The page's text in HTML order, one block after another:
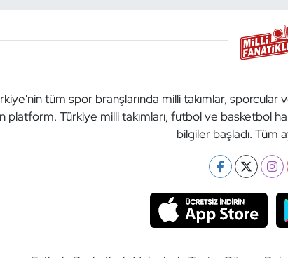
tüm spor branşlarında milli takımlar,
platform. Türkiye milli takımları, futbol ve basketbol
bilgiler başladı. Tüm